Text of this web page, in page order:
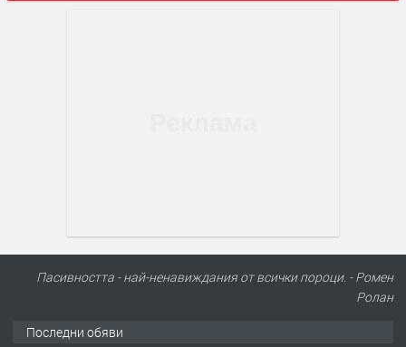
Пасивността - най-ненавиждания от всички пороци. - Ромен
Ролан
Последни обяви